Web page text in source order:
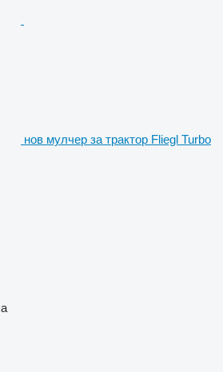
нов мулчер за трактор Fliegl Turbo